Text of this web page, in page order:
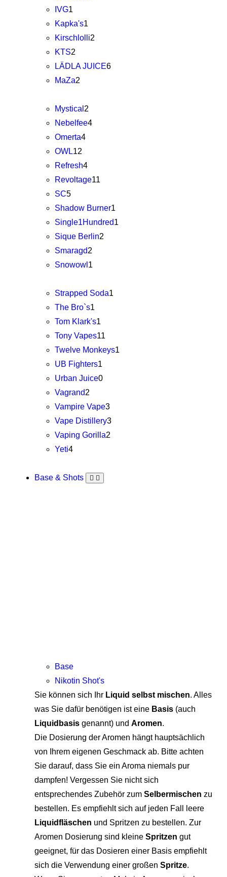
IVG1
Kapka's1
Kirschlolli2
KTS2
LÄDLA JUICE6
MaZa2
Mystical 2
Nebelfee4
Omerta4
OWL12
Refresh4
Revoltage11
SC5
Shadow Burner1
Single1Hundred1
Sique Berlin2
Smaragd2
Snowowl 1
Strapped Soda1
The Bro`s1
Tom Klark's1
Tony Vapes11
Twelve Monkeys1
UB Fighters1
Urban Juice0
Vagrand2
Vampire Vape3
Vape Distillery3
Vaping Gorilla2
Yeti4
Base & Shots
Base
Nikotin Shot's
Sie können sich Ihr Liquid selbst mischen. Alles
was Sie dafür benötigen ist eine Basis (auch
Liquidbasis genannt) und Aromen.
Die Dosierung der Aromen hängt hauptsächlich
von Ihrem eigenen Geschmack ab. Bitte achten
Sie darauf, dass Sie ein Aroma niemals pur
dampfen! Vergessen Sie nicht sich
entsprechendes Zubehör zum Selbermischen zu
bestellen. Es empfiehlt sich auf jeden Fall leere
Liquidfläschen und Spritzen zu bestellen. Zur
Aromen Dosierung sind kleine Spritzen gut
geeignet, für das Dosieren einer Basis empfiehlt
sich die Verwendung einer großen Spritze.